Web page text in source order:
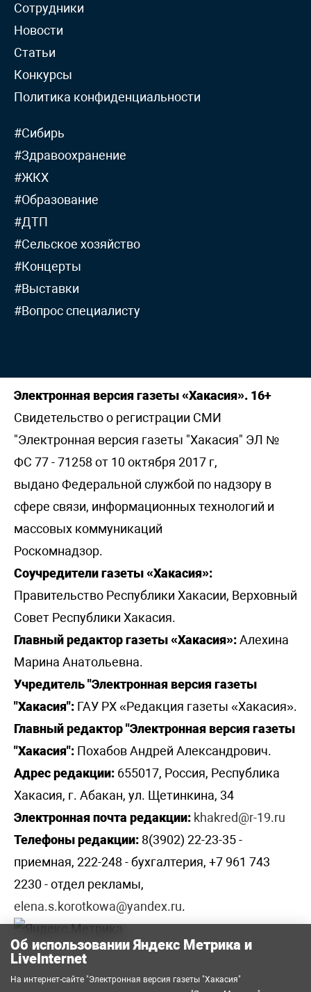
Сотрудники
Новости
Статьи
Конкурсы
Политика конфиденциальности
#Сибирь
#Здравоохранение
#ЖКХ
#Образование
#ДТП
#Сельское хозяйство
#Концерты
#Выставки
#Вопрос специалисту
Электронная версия газеты «Хакасия». 16+
Свидетельство о регистрации СМИ
"Электронная версия газеты "Хакасия" ЭЛ №
ФС 77 - 71258 от 10 октября 2017 г,
выдано Федеральной службой по надзору в
сфере связи, информационных технологий и
массовых коммуникаций
Роскомнадзор.
Соучредители газеты «Хакасия»:
Правительство Республики Хакасии, Верховный
Совет Республики Хакасия.
Главный редактор газеты «Хакасия»:Алехина
Марина Анатольевна.
Учредитель "Электронная версия газеты
"Хакасия": ГАУ РХ «Редакция газеты «Хакасия».
Главный редактор "Электронная версия газеты
"Хакасия": Похабов Андрей Александрович.
Адрес редакции: 655017, Россия, Республика
Хакасия, г. Абакан, ул. Щетинкина, 34
Электронная почта редакции: khakred@r-19.ru
Телефоны редакции: 8(3902) 22-23-35 -
приемная, 222-248 - бухгалтерия, +7 961 743
2230 - отдел рекламы,
elena.s.korotkowa@yandex.ru.
Об использовании Яндекс Метрика и
LiveInternet
На интернет-сайте "Электронная версия газеты "Хакасия"